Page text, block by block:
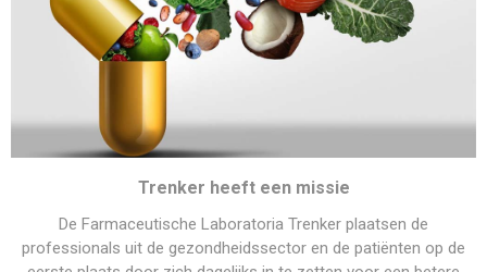
Trenker heeft een missie
De Farmaceutische Laboratoria Trenker plaatsen de
professionals uit de gezondheidssector en de patiënten op de